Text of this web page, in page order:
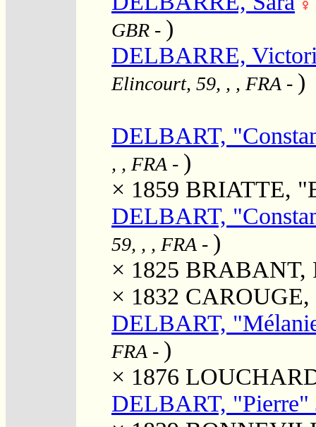
GBR - )
DELBARRE,
Elincourt, 59, , , FRA - )
DELBART,
, , FRA - )
× 1859 BRIATTE,
DELBART,
59, , , FRA - )
× 1825 BRABANT,
× 1832 CAROUGE,
DELBART,
FRA - )
× 1876
DELBART, "Pierre"